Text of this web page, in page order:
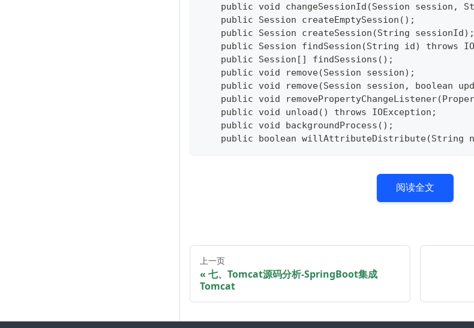
public void changeSessionId(Session session,
    public Session createEmptySession();
    public Session createSession(String sessionId);
public Session findSession(String id) throws
    public Session[] findSessions();
    public void remove(Session session);
public void remove(Session session, boolean
public void
    public void unload() throws IOException;
    public void backgroundProcess();
public boolean willAttributeDistribute(String
阅读全文
上一页
七、Tomcat源码分析-SpringBoot集成
Tomcat